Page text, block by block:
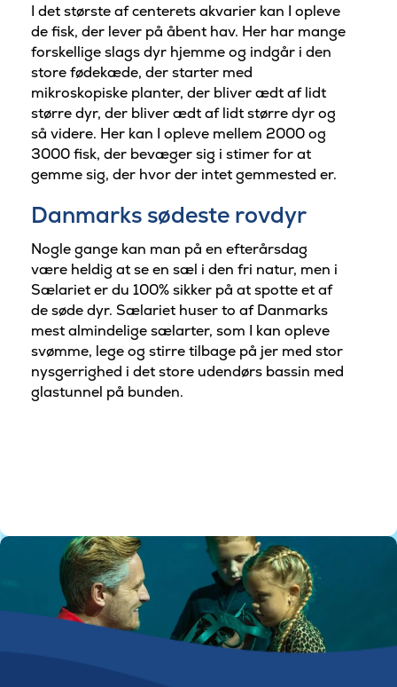
I det største af centerets akvarier kan I opleve
de fisk, der lever på åbent hav. Her har mange
forskellige slags dyr hjemme og indgår i den
store fødekæde, der starter med
mikroskopiske planter, der bliver ædt af lidt
større dyr, der bliver ædt af lidt større dyr og
så videre. Her kan I opleve mellem 2000 og
3000 fisk, der bevæger sig i stimer for at
gemme sig, der hvor der intet gemmested er.
Danmarks sødeste rovdyr
Nogle gange kan man på en efterårsdag
være heldig at se en sæl i den fri natur, men i
Sælariet er du 100% sikker på at spotte et af
de søde dyr. Sælariet huser to af Danmarks
mest almindelige sælarter, som I kan opleve
svømme, lege og stirre tilbage på jer med stor
nysgerrighed i det store udendørs bassin med
glastunnel på bunden.